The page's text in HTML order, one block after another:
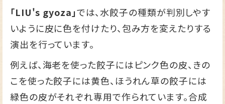
「LIU's gyoza」では、水餃子の種類が判別しやす
いように皮に色を付けたり、包み方を変えたりする
演出を行っています。
例えば、海老を使った餃子にはピンク色の皮、きの
こを使った餃子には黄色、ほうれん草の餃子には
緑色の皮がそれぞれ専用で作られています。合成